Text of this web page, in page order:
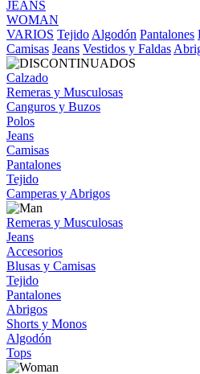
JEANS
WOMAN
VARIOS Tejido Algodón Pantalones
Camisas Jeans Vestidos y Faldas
Calzado
Remeras y Musculosas
Canguros y Buzos
Polos
Jeans
Camisas
Pantalones
Tejido
Camperas y Abrigos
Remeras y Musculosas
Jeans
Accesorios
Blusas y Camisas
Tejido
Pantalones
Abrigos
Shorts y Monos
Algodón
Tops